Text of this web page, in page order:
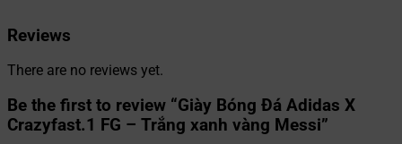
Reviews
There are no reviews yet.
Be the first to review “Giày Bóng Đá Adidas X
Crazyfast.1 FG – Trắng xanh vàng Messi”